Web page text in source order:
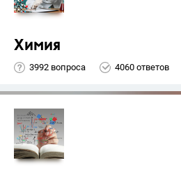
Химия
3992 вопроса 4060 ответов